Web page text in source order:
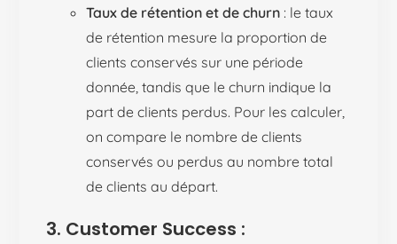
Taux de rétention et de churn : le taux
de rétention mesure la proportion de
clients conservés sur une période
donnée, tandis que le churn indique la
part de clients perdus. Pour les calculer,
on compare le nombre de clients
conservés ou perdus au nombre total
de clients au départ.
3. Customer Success :